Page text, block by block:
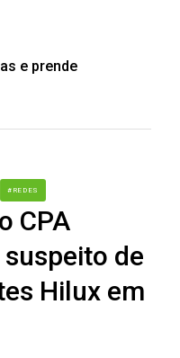
e prende
#REDES
CPA
de
Hilux em